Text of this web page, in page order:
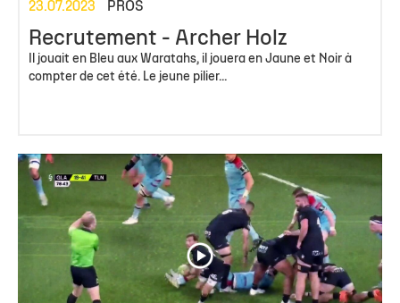
23.07.2023 PROS
Recrutement - Archer Holz
Il jouait en Bleu aux Waratahs, il jouera en Jaune et Noir à
compter de cet été. Le jeune pilier...